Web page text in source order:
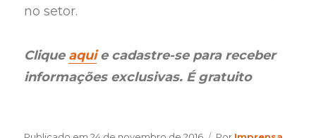
no setor.
Clique aquie cadastre-se para receber
informações exclusivas. É gratuito